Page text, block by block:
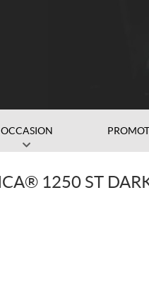
OCCASION
1250 ST